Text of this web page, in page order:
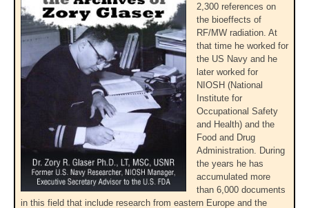
2,300 references on
the bioeffects of
RF/MW radiation. At
that time he worked for
the US Navy and he
later worked for
NIOSH (National
Institute for
Occupational Safety
and Health) and the
Food and Drug
Administration. During
the years he has
accumulated more
than 6,000 documents
in this field that include research from eastern Europe and the